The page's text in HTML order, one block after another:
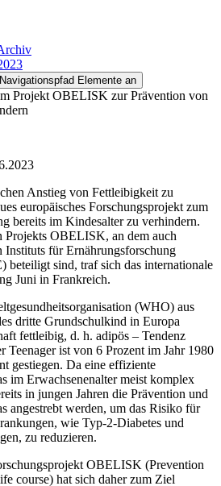
Elemente an
Projekt OBELISK zur Prävention von
Anstieg von Fettleibigkeit zu
europäisches Forschungsprojekt zum
bereits im Kindesalter zu verhindern.
Projekts OBELISK, an dem auch
Instituts für Ernährungsforschung
beteiligt sind, traf sich das internationale
Juni in Frankreich.
(WHO) aus
dritte Grundschulkind in Europa
fettleibig, d. h. adipös – Tendenz
Teenager ist von 6 Prozent im Jahr 1980
gestiegen. Da eine effiziente
im Erwachsenenalter meist komplex
in jungen Jahren die Prävention und
angestrebt werden, um das Risiko für
wie Typ-2-Diabetes und
zu reduzieren.
OBELISK (Prevention
course) hat sich daher zum Ziel